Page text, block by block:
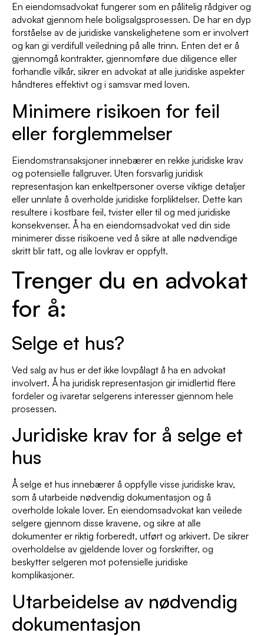
En eiendomsadvokat fungerer som en pålitelig rådgiver og
advokat gjennom hele boligsalgsprosessen. De har en dyp
forståelse av de juridiske vanskelighetene som er involvert
og kan gi verdifull veiledning på alle trinn. Enten det er å
gjennomgå kontrakter, gjennomføre due diligence eller
forhandle vilkår, sikrer en advokat at alle juridiske aspekter
håndteres effektivt og i samsvar med loven.
Minimere risikoen for feil
eller forglemmelser
Eiendomstransaksjoner innebærer en rekke juridiske krav
og potensielle fallgruver. Uten forsvarlig juridisk
representasjon kan enkeltpersoner overse viktige detaljer
eller unnlate å overholde juridiske forpliktelser. Dette kan
resultere i kostbare feil, tvister eller til og med juridiske
konsekvenser. Å ha en eiendomsadvokat ved din side
minimerer disse risikoene ved å sikre at alle nødvendige
skritt blir tatt, og alle lovkrav er oppfylt.
Trenger du en advokat
for å:
Selge et hus?
Ved salg av hus er det ikke lovpålagt å ha en advokat
involvert. Å ha juridisk representasjon gir imidlertid flere
fordeler og ivaretar selgerens interesser gjennom hele
prosessen.
Juridiske krav for å selge et
hus
Å selge et hus innebærer å oppfylle visse juridiske krav,
som å utarbeide nødvendig dokumentasjon og å
overholde lokale lover. En eiendomsadvokat kan veilede
selgere gjennom disse kravene, og sikre at alle
dokumenter er riktig forberedt, utført og arkivert. De sikrer
overholdelse av gjeldende lover og forskrifter, og
beskytter selgeren mot potensielle juridiske
komplikasjoner.
Utarbeidelse av nødvendig
dokumentasjon